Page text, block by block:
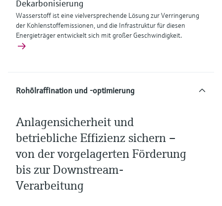
Dekarbonisierung
Wasserstoff ist eine vielversprechende Lösung zur Verringerung
der Kohlenstoffemissionen, und die Infrastruktur für diesen
Energieträger entwickelt sich mit großer Geschwindigkeit.
Rohölraffination und -optimierung
Anlagensicherheit und
betriebliche Effizienz sichern –
von der vorgelagerten Förderung
bis zur Downstream-
Verarbeitung